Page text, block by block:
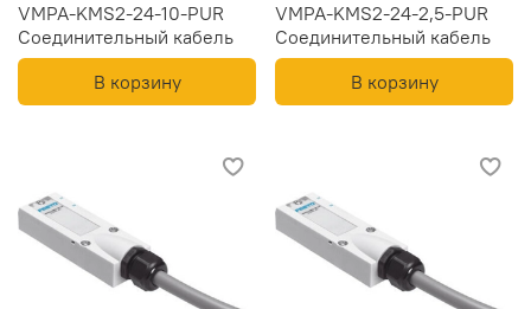
VMPA-KMS2-24-10-PUR
Соединительный кабель
В корзину
VMPA-KMS2-24-2,5-PUR
Соединительный кабель
В корзину